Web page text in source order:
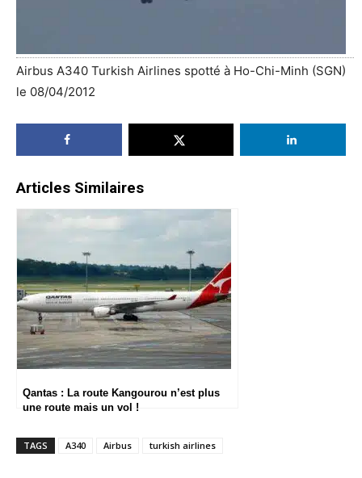
Airbus A340 Turkish Airlines spotté à Ho-Chi-Minh (SGN)
le 08/04/2012
Articles Similaires
Qantas : La route Kangourou n’est plus
une route mais un vol !
TAGS A340 Airbus turkish airlines